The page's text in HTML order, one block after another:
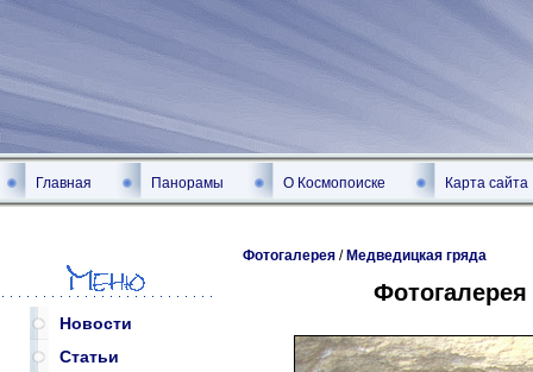
Главная Панорамы О Космопоиске Карта сайта
Новости
Статьи
Фотогалерея / Медведицкая гряда